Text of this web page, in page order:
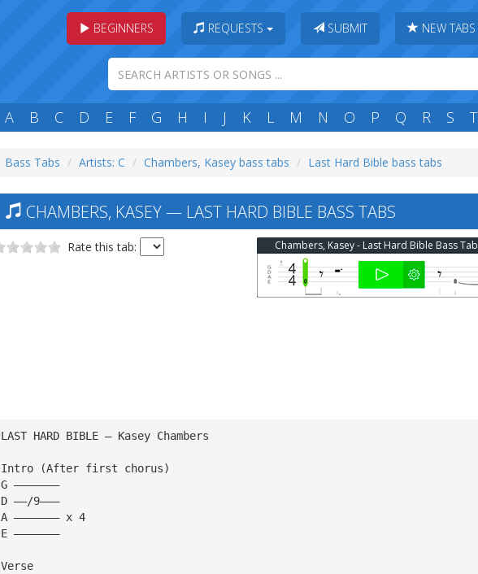
BEGINNERS REQUESTS SUBMIT NEW TABS
A B C D E F G H I J K L M N O P Q R S T
Bass Tabs Artists: C Chambers, Kasey bass tabs Last Hard Bible bass tabs
CHAMBERS, KASEY — LAST HARD BIBLE BASS TABS
Rate this tab: Chambers, Kasey - Last Hard Bible Bass Tab
LAST HARD BIBLE — Kasey Chambers
Intro (After first chorus)
G ———————
D ——/9———
A ——————— x 4
E ———————
Verse